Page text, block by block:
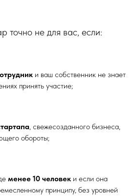
точно не для вас, если:
и ваш собственник не знает
принять участие;
, свежесозданного бизнеса,
обороты;
менее 10 человек и если она
принципу, без уровней